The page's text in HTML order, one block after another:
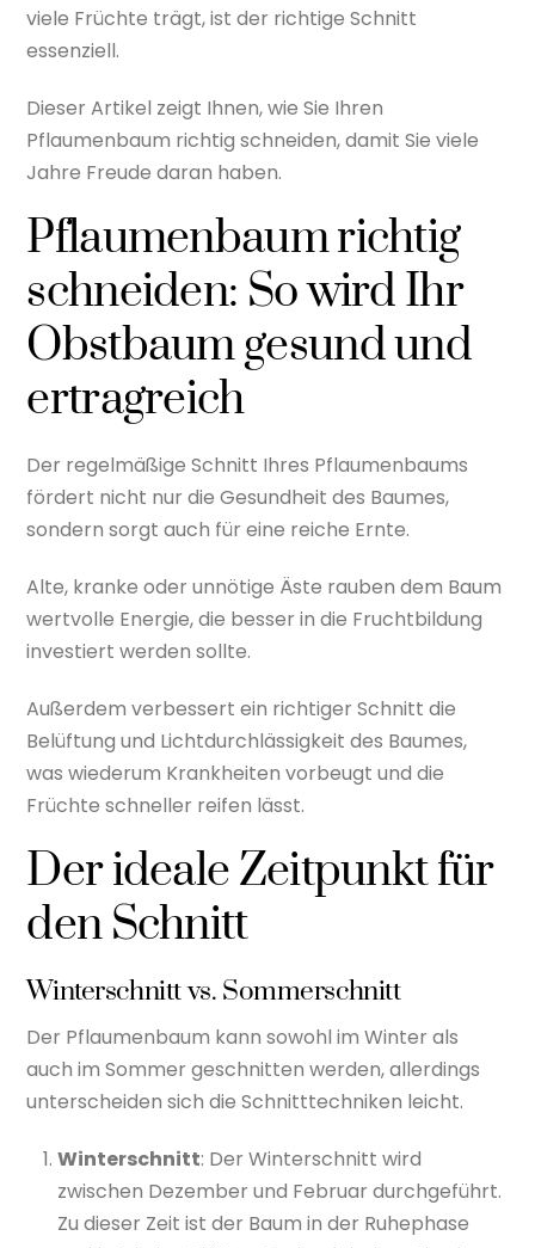
viele Früchte trägt, ist der richtige Schnitt
essenziell.
Dieser Artikel zeigt Ihnen, wie Sie Ihren
Pflaumenbaum richtig schneiden, damit Sie viele
Jahre Freude daran haben.
Pflaumenbaum richtig
schneiden: So wird Ihr
Obstbaum gesund und
ertragreich
Der regelmäßige Schnitt Ihres Pflaumenbaums
fördert nicht nur die Gesundheit des Baumes,
sondern sorgt auch für eine reiche Ernte.
Alte, kranke oder unnötige Äste rauben dem Baum
wertvolle Energie, die besser in die Fruchtbildung
investiert werden sollte.
Außerdem verbessert ein richtiger Schnitt die
Belüftung und Lichtdurchlässigkeit des Baumes,
was wiederum Krankheiten vorbeugt und die
Früchte schneller reifen lässt.
Der ideale Zeitpunkt für
den Schnitt
Winterschnitt vs. Sommerschnitt
Der Pflaumenbaum kann sowohl im Winter als
auch im Sommer geschnitten werden, allerdings
unterscheiden sich die Schnitttechniken leicht.
Winterschnitt: Der Winterschnitt wird
zwischen Dezember und Februar durchgeführt.
Zu dieser Zeit ist der Baum in der Ruhephase